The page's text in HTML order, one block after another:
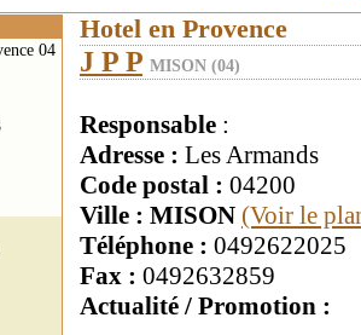
Hotel en Provence
J P P MISON (04)
Responsable :
Adresse : Les Armands
Code postal : 04200
Ville : MISON (Voir le
Téléphone : 0492622025
Fax : 0492632859
Actualité / Promotion :
04